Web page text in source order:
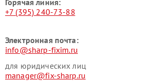
+7 (395) 240-73-88
Электронная почта:
info@sharp-fixim.ru
для юридических лиц
manager@fix-sharp.ru